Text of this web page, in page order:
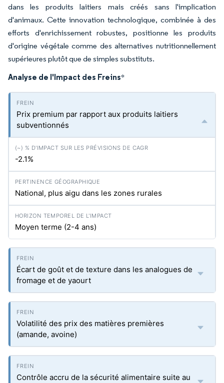
dans les produits laitiers mais créés sans l'implication
d'animaux. Cette innovation technologique, combinée à des
efforts d'enrichissement robustes, positionne les produits
d'origine végétale comme des alternatives nutritionnellement
supérieures plutôt que de simples substituts.
Analyse de l'Impact des Freins*
Prix premium par rapport aux produits laitiers
subventionnés
-2.1%
National, plus aigu dans les zones rurales
Moyen terme (2-4 ans)
Écart de goût et de texture dans les analogues de
fromage et de yaourt
Volatilité des prix des matières premières
(amande, avoine)
Contrôle accru de la sécurité alimentaire suite au